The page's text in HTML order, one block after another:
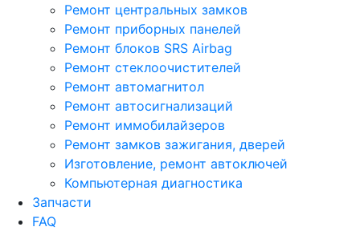
Ремонт центральных замков
Ремонт приборных панелей
Ремонт блоков SRS Airbag
Ремонт стеклоочистителей
Ремонт автомагнитол
Ремонт автосигнализаций
Ремонт иммобилайзеров
Ремонт замков зажигания, дверей
Изготовление, ремонт автоключей
Компьютерная диагностика
Запчасти
FAQ